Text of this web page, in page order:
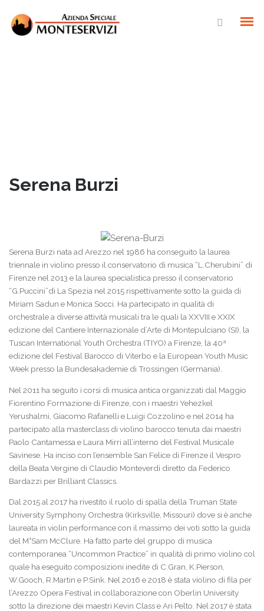
LUIGI CAVALLINI, VIOLA 1890 – RICOSTRUZIONE DAVIDE CORTESI
2022
SCUOLA DI MUSICA
ORARI SEGRETERIA E CONTATTI
ISCRIZIONE E MODULISTICA
DOCENTI E CORSI
ARMONIE, VIAGGIO TRA MUSICA E ARTE
BRANI DI U. CAPPETTI
CORSO DI LIUTERIA
MOMENTI MUSICALI
Serena Burzi
Serena Burzi nata ad Arezzo nel 1986 ha conseguito la laurea
triennale in violino presso il conservatorio di musica “L.Cherubini” di
Firenze nel 2013 e la laurea specialistica presso il conservatorio
“G.Puccini”di La Spezia nel 2015 rispettivamente sotto la guida di
Miriam Sadun e Monica Socci. Ha partecipato in qualità di
orchestrale a diverse attività musicali tra le quali la XXVIII e XXIX
edizione del Cantiere Internazionale d’Arte di Montepulciano (SI), la
Tuscan International Youth Orchestra (TIYO) a Firenze, la 40ª
edizione del Festival Barocco di Viterbo e la European Youth Music
Week presso la Bundesakademie di Trossingen (Germania).
Nel 2011 ha seguito i corsi di musica antica organizzati dal Maggio
Fiorentino Formazione di Firenze, con i maestri Yehezkel
Yerushalmi, Giacomo Rafanelli e Luigi Cozzolino e nel 2014 ha
partecipato alla masterclass di violino barocco tenuta dai maestri
Paolo Cantamessa e Laura Mirri all’interno del Festival Musicale
Savinese. Ha inciso con l’ensemble San Felice di Firenze il Vespro
della Beata Vergine di Claudio Monteverdi diretto da Federico
Bardazzi per Brilliant Classics.
Dal 2015 al 2017 ha rivestito il ruolo di spalla della Truman State
University Symphony Orchestra (Kirksville, Missouri) dove si è anche
laureata in violin performance con il massimo dei voti sotto la guida
del M°Sam McClure. Ha fatto parte del gruppo di musica
contemporanea “Uncommon Practice” in qualità di primo violino col
quale ha eseguito composizioni inedite di C.Gran, K.Pierson,
W.Gooch, R.Martin e P.Sink. Nel 2016 e 2018 è stata violino di fila per
l’Arezzo Opera Festival in collaborazione con Oberlin University
sotto la direzione dei maestri Kevin Class e Ari Pelto. Nel 2017 è stata